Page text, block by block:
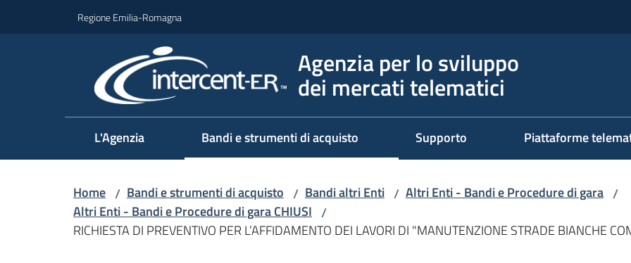
Regione Emilia-Romagna
Agenzia per lo sviluppo
dei mercati telematici
L'Agenzia Bandi e strumenti di acquisto Supporto Piattaforme
Home / Bandi e strumenti di acquisto / Bandi altri Enti / Altri Enti - Bandi e Procedure di gara /
Altri Enti - Bandi e Procedure di gara CHIUSI /
RICHIESTA DI PREVENTIVO PER L’AFFIDAMENTO DEI LAVORI DI "MANUTENZIONE STRADE BIANCHE